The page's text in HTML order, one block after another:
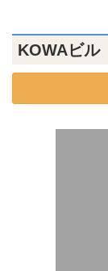
KOWAビル